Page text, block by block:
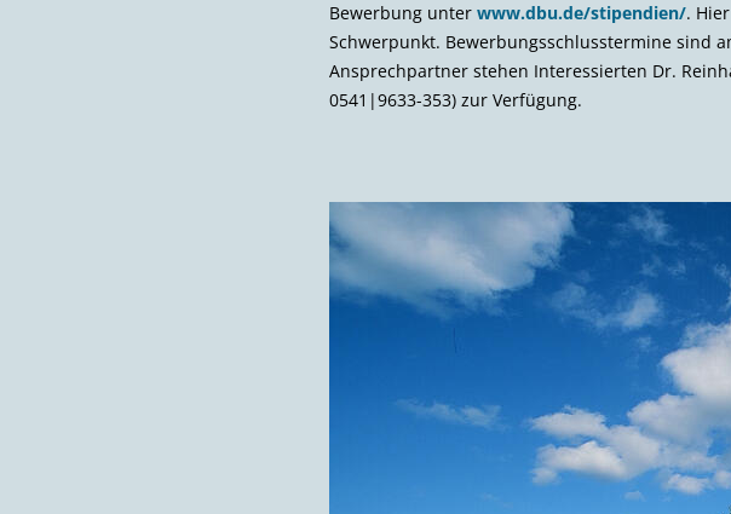
Bewerbung unter www.dbu.de/stipendien/.
Schwerpunkt. Bewerbungsschlusstermine sind
Ansprechpartner stehen Interessierten Dr.
0541|9633-353) zur Verfügung.